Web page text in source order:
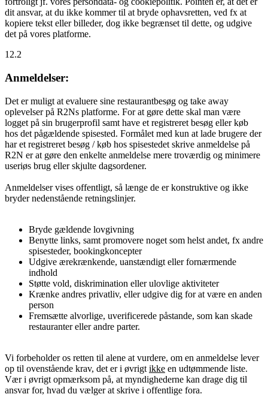
dit ansvar, at du ikke kommer til at bryde ophavsretten, ved fx at
kopiere tekst eller billeder, dog ikke begrænset til dette, og udgive
det på vores platforme.
12.2
Anmeldelser:
Det er muligt at evaluere sine restaurantbesøg og take away
oplevelser på R2Ns platforme. For at gøre dette skal man være
logget på sin brugerprofil samt have et registreret besøg eller køb
hos det pågældende spisested. Formålet med kun at lade brugere der
har et registreret besøg / køb hos spisestedet skrive anmeldelse på
R2N er at gøre den enkelte anmeldelse mere troværdig og minimere
useriøs brug eller skjulte dagsordener.
Anmeldelser vises offentligt, så længe de er konstruktive og ikke
bryder nedenstående retningslinjer.
Bryde gældende lovgivning
Benytte links, samt promovere noget som helst andet, fx andre
spisesteder, bookingkoncepter
Udgive ærekrænkende, uanstændigt eller fornærmende
indhold
Støtte vold, diskrimination eller ulovlige aktiviteter
Krænke andres privatliv, eller udgive dig for at være en anden
person
Fremsætte alvorlige, uverificerede påstande, som kan skade
restauranter eller andre parter.
Vi forbeholder os retten til alene at vurdere, om en anmeldelse lever
op til ovenstående krav, det er i øvrigt ikke en udtømmende liste.
Vær i øvrigt opmærksom på, at myndighederne kan drage dig til
ansvar for, hvad du vælger at skrive i offentlige fora.